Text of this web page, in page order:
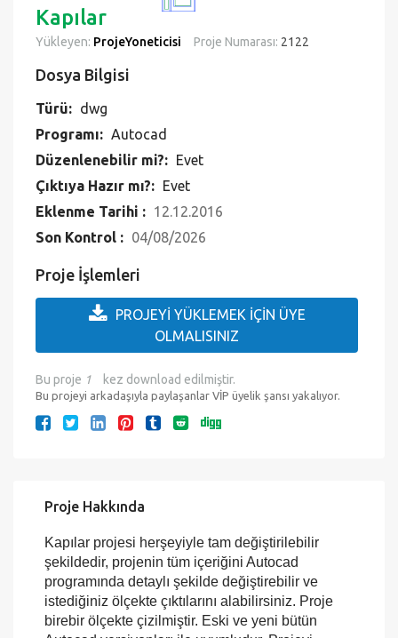
Kapılar
Yükleyen: ProjeYoneticisi Proje Numarası: 2122
Dosya Bilgisi
Türü: dwg
Programı: Autocad
Düzenlenebilir mi?: Evet
Çıktıya Hazır mı?: Evet
Eklenme Tarihi : 12.12.2016
Son Kontrol : 04/08/2026
Proje İşlemleri
PROJEYİ YÜKLEMEK İÇİN ÜYE
OLMALISINIZ
Bu proje 1 kez download edilmiştir.
Bu projeyi arkadaşıyla paylaşanlar VİP üyelik şansı yakalıyor.
Proje Hakkında
Kapılar projesi herşeyiyle tam değiştirilebilir
şekildedir, projenin tüm içeriğini Autocad
programında detaylı şekilde değiştirebilir ve
istediğiniz ölçekte çıktılarını alabilirsiniz. Proje
birebir ölçekte çizilmiştir. Eski ve yeni bütün